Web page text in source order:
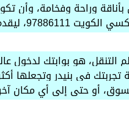
وراحة وفخامة، وأن
من تاكسي
هو بوابتك لدخول
في بنيدر وتجعلها
أو حتى إلى أي مكان